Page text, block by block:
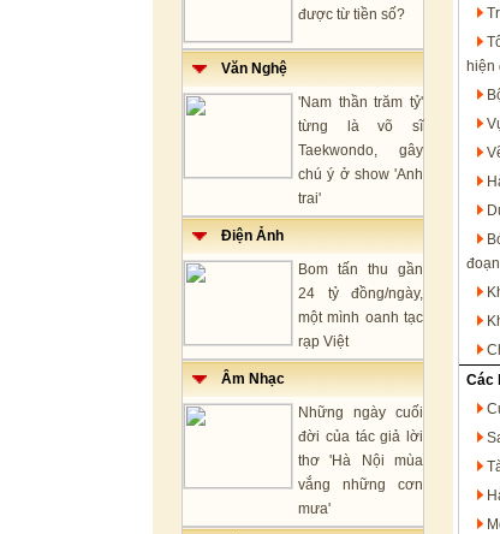
được từ tiền số?
Văn Nghệ
'Nam thần trăm tỷ'
từng là võ sĩ
Taekwondo, gây
chú ý ở show 'Anh
trai'
Điện Ảnh
Bom tấn thu gần
24 tỷ đồng/ngày,
một mình oanh tạc
rạp Việt
Âm Nhạc
Những ngày cuối
đời của tác giả lời
thơ 'Hà Nội mùa
vắng những cơn
mưa'
hiện
Các